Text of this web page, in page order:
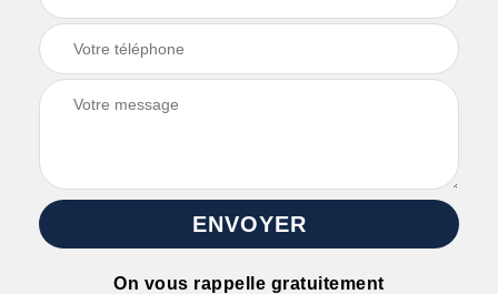
On vous rappelle gratuitement